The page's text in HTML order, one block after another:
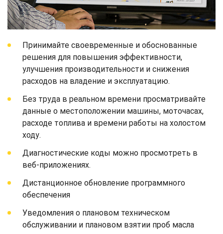
Принимайте своевременные и обоснованные
решения для повышения эффективности,
улучшения производительности и снижения
расходов на владение и эксплуатацию.
Без труда в реальном времени просматривайте
данные о местоположении машины, моточасах,
расходе топлива и времени работы на холостом
ходу.
Диагностические коды можно просмотреть в
веб-приложениях.
Дистанционное обновление программного
обеспечения
Уведомления о плановом техническом
обслуживании и плановом взятии проб масла